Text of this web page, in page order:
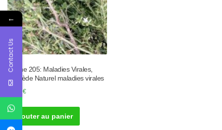
Tisane 205: Maladies Virales,
Remède Naturel maladies virales
30.00€
Ajouter au panier
←
Contact Us